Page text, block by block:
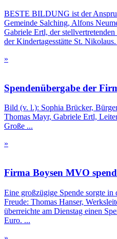
BESTE BILDUNG ist der
Gemeinde Salching, Alfons
Gabriele Ertl, der
der Kindertagesstätte St.
»
Spendenübergabe der
Bild (v. l.): Sophia Brücker,
Thomas Mayr, Gabriele Ertl,
Große ...
»
Firma Boysen MVO
Eine großzügige Spende sorgte
Freude: Thomas Hanser,
überreichte am Dienstag einen
Euro. ...